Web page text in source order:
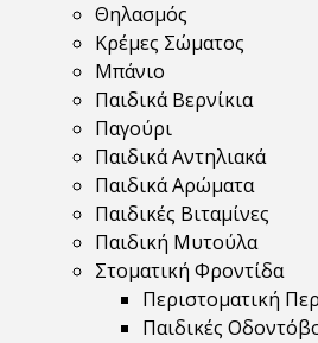
Θηλασμός
Κρέμες Σώματος
Μπάνιο
Παιδικά Βερνίκια
Παγούρι
Παιδικά Αντηλιακά
Παιδικά Αρώματα
Παιδικές Βιταμίνες
Παιδική Μυτούλα
Στοματική Φροντίδα
Περιστοματική
Παιδικές